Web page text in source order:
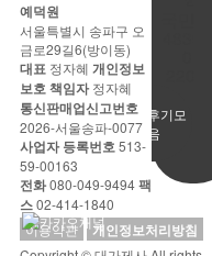
사용후기모
음
예덕원
서울특별시 송파구 오
금로29길6(방이동)
대표 정자혜 개인정보
보호 책임자정자혜
통신판매업신고번호
2026-서울송파-0077
사업자 등록번호513-
59-00163
전화080-049-9494팩
스02-414-1840
이용약관
개인정보처리방침